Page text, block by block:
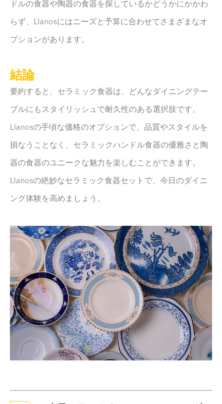
ドルの食器や陶器の食器を探しているかどうかにかかわ
らず、Llanosにはニーズと予算に合わせてさまざまなオ
プションがあります。
結論
要約すると、セラミック食器は、どんなダイニングテー
ブルにもスタイリッシュで耐久性のある選択肢です。
Llanosの手頃な価格のオプションで、品質やスタイルを
損なうことなく、セラミックハンドル食器の優雅さと陶
器の食器のユニークな魅力を楽しむことができます。
Llanosの絶妙なセラミック食器セットで、今日のダイニ
ング体験を高めましょう。